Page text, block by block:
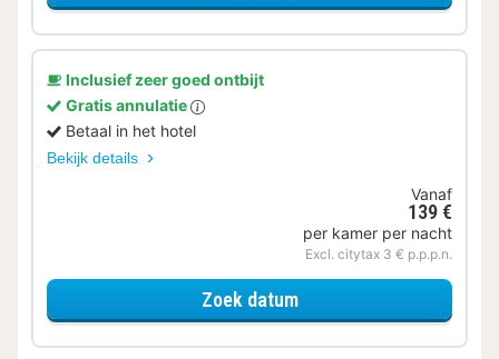
Inclusief zeer goed ontbijt
Gratis annulatie
Betaal in het hotel
Bekijk details
Vanaf
139 €
per kamer per nacht
Excl. citytax 3 € p.p.p.n.
Zoek datumvoor Duo Comfort